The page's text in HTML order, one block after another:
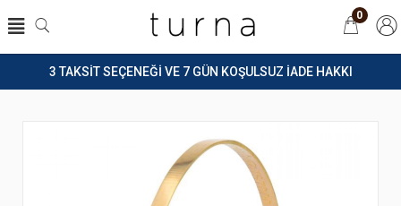
3 TAKSİT SEÇENEĞİ VE 7 GÜN KOŞULSUZ İADE HAKKI
0